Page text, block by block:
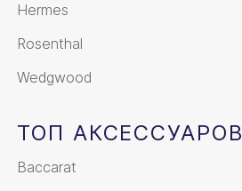
Hermes
Rosenthal
Wedgwood
ТОП АКСЕССУАРОВ
Baccarat